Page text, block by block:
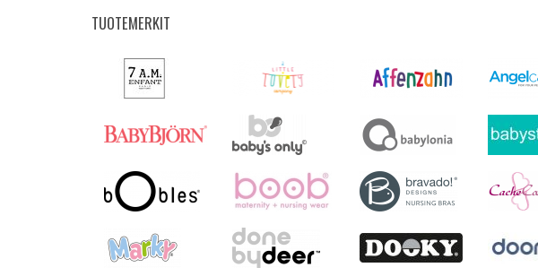
TUOTEMERKIT